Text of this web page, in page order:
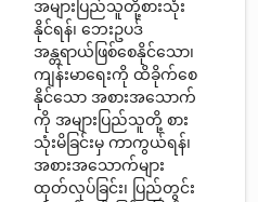
အများပြည်သူတို့စားသုံး
နိုင်ရန်၊ ဘေးဥပဒ်
အန္တရာယ်ဖြစ်စေနိုင်သော၊
ကျန်းမာရေးကို ထိခိုက်စေ
နိုင်သော အစားအသောက်
ကို အများပြည်သူတို့ စား
သုံးမိခြင်းမှ ကာကွယ်ရန်၊
အစားအသောက်များ
ထုတ်လုပ်ခြင်း၊ ပြည်တွင်း